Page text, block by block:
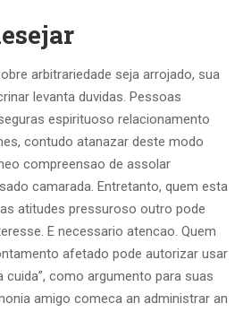
arbitrariedade seja arrojado, sua
levanta duvidas. Pessoas
espirituoso relacionamento
contudo atanazar deste modo
compreensao de assolar
camarada. Entretanto, quem esta
atitudes pressuroso outro pode
E necessario atencao. Quem
afetado pode autorizar usar
cuida”, como argumento para suas
amigo comeca an administrar an